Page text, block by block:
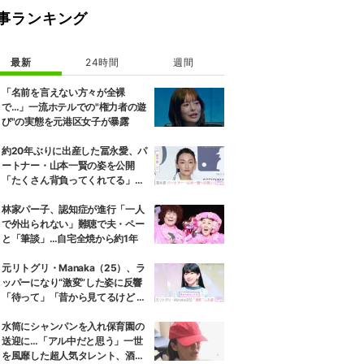
ランキング
最新 24時間 週間
「名前を言えない方々が全裸
で…」一流ホテルでの"権力者の遊
び"の実態を元港区女子が暴露
約20年ぶりに出産した冨永愛、パ
ートナー・山本一賢の姿を公開
「たくさん背負ってくれてる」感
林家パー子、認知症が進行「一人
で外出られない」難聴で夫・ペー
と「筆談」…自宅全焼から約1年
元リトグリ・Manaka（25）、ラ
ッパーになり“激変”した姿に反響
「待って」「昔から見てるけど 最
水筒にシャンパンを入れ保育園の
送迎に…「アル中だと思う」一世
を風靡した超人気タレント、酒漬